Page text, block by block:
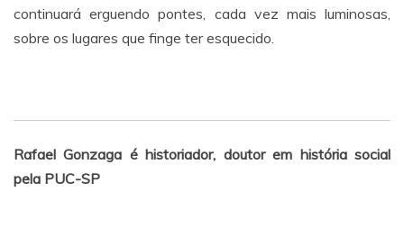
continuará erguendo pontes, cada vez mais luminosas,
sobre os lugares que finge ter esquecido.
Rafael Gonzaga é historiador, doutor em história social
pela PUC-SP